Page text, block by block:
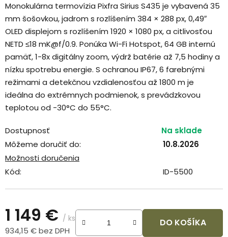
Monokulárna termovízia Pixfra Sirius S435 je vybavená 35
mm šošovkou, jadrom s rozlíšením 384 × 288 px, 0,49″
OLED displejom s rozlíšením 1920 × 1080 px, a citlivosťou
NETD ≤18 mK@f/0.9. Ponúka Wi-Fi Hotspot, 64 GB internú
pamäť, 1-8x digitálny zoom, výdrž batérie až 7,5 hodiny a
nízku spotrebu energie. S ochranou IP67, 6 farebnými
režimami a detekčnou vzdialenosťou až 1800 m je
ideálna do extrémnych podmienok, s prevádzkovou
teplotou od -30°C do 55°C.
Dostupnosť
Na sklade
Môžeme doručiť do:
10.8.2026
Možnosti doručenia
Kód:
ID-5500
1 149 € / ks
934,15 € bez DPH
DO KOŠÍKA